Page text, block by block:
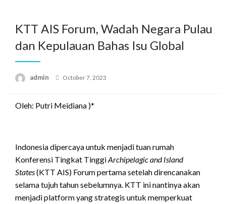
contentKTT AIS Forum, Wadah Negara Pulau
dan Kepulauan Bahas Isu Global
admin
Posted
October 7, 2023
Oleh: Putri Meidiana )*
Indonesia dipercaya untuk menjadi tuan rumah
Konferensi Tingkat TinggiArchipelagic and Island
States(KTT AIS) Forum pertama setelah direncanakan
selama tujuh tahun sebelumnya. KTT ini nantinya akan
menjadi platform yang strategis untuk memperkuat